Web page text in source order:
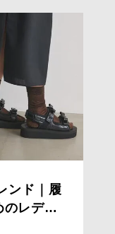
ンド｜履
レディ